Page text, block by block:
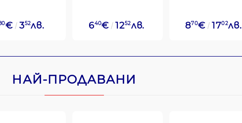
€ 352лв. 640€ 1252лв. 870€ 1702лв.
НАЙ-ПРОДАВАНИ